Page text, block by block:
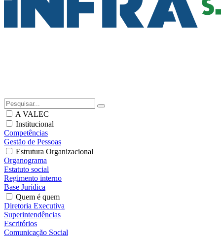
A VALEC
Institucional
Competências
Gestão de Pessoas
Estrutura Organizacional
Organograma
Estatuto social
Regimento interno
Base Jurídica
Quem é quem
Diretoria Executiva
Superintendências
Escritórios
Comunicação Social